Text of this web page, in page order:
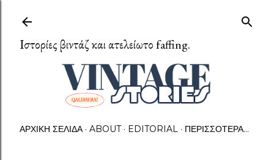
Ιστορίες βιντάζ και ατελείωτο faffing.
ΑΡΧΙΚΉ ΣΕΛΊΔΑ ABOUT EDITORIAL ΠΕΡΙΣΣΌΤΕΡΑ…